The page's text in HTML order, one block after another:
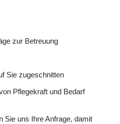
zur Betreuung
Sie zugeschnitten
Pflegekraft und Bedarf
Sie uns Ihre Anfrage, damit